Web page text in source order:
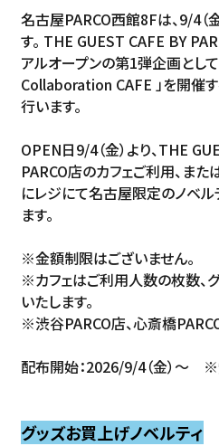
名古屋PARCO西館8Fは、9/4（
す。 THE GUEST CAFE BY
アルオープンの第1弾企画とし
Collaboration CAFE 」を開催
行います。
OPEN日9/4（金）より、THE
PARCO店のカフェご利用、ま
にレジにて名古屋限定のノベル
ます。
※金額制限はございません。
※カフェはご利用人数の枚数、
いたします。
※渋谷PARCO店、心斎橋
配布開始：2026/9/4（金）～
グッズお買上げノベルティ